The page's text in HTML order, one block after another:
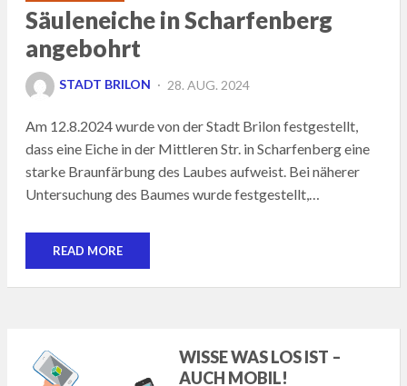
Säuleneiche in Scharfenberg
angebohrt
STADT BRILON
POSTED
28. AUG. 2024
Am 12.8.2024 wurde von der Stadt Brilon festgestellt,
dass eine Eiche in der Mittleren Str. in Scharfenberg eine
starke Braunfärbung des Laubes aufweist. Bei näherer
Untersuchung des Baumes wurde festgestellt,…
READ MORE
WISSE WAS LOS IST –
AUCH MOBIL!